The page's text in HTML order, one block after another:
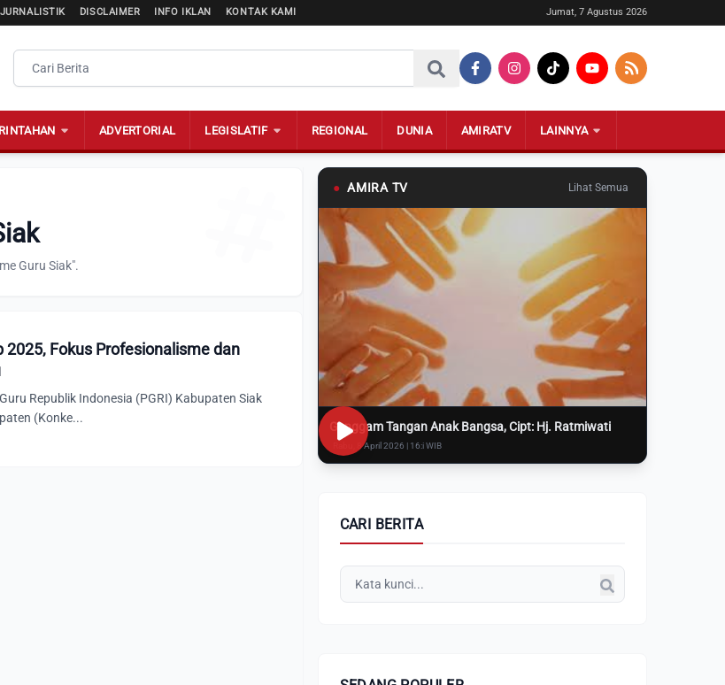
DISCLAIMER INFO IKLAN KONTAK KAMI Jumat, 7 Agustus 2026
ADVERTORIAL LEGISLATIF REGIONAL DUNIA AMIRATV LAINNYA
Guru Siak".
2025, Fokus Profesionalisme dan
Republik Indonesia (PGRI) Kabupaten Siak
(Konke...
● AMIRA TV Lihat Semua
Genggam Tangan Anak Bangsa, Cipt: Hj. Ratmiwati
Rabu, 8 April 2026 | 16:i WIB
CARI BERITA